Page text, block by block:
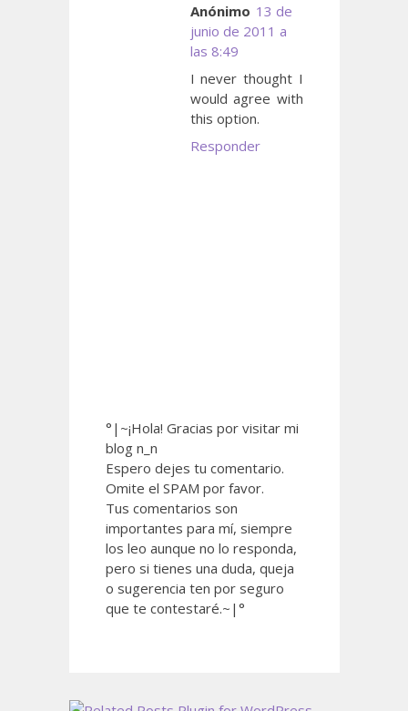
Anónimo 13 de
junio de 2011 a
las 8:49
I never thought I
would agree with
this option.
Responder
°|~¡Hola! Gracias por visitar mi
blog n_n
Espero dejes tu comentario.
Omite el SPAM por favor.
Tus comentarios son
importantes para mí, siempre
los leo aunque no lo responda,
pero si tienes una duda, queja
o sugerencia ten por seguro
que te contestaré.~|°